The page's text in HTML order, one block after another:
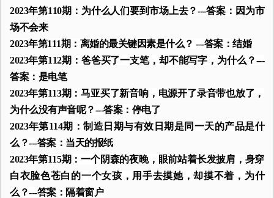
2023年第110期：为什么人们要到市场上去？---答案：因为市
场不会来
2023年第111期：离婚的最关键因素是什么？ ---答案：结婚
2023年第112期：爸爸买了一支笔，却不能写字，为什么？---
答案：是电笔
2023年第113期：马亚买了新音响，电源开了录音带也放了，
为什么没有声音呢？---答案：停电了
2023年第114期：制造日期与有效日期是同一天的产品是什
么？---答案：当天的报纸
2023年第115期：一个阴森的夜晚，眼前站着长发披肩，身穿
白衣脸色苍白的一个女孩，用手去摸她，却摸不着，为什
么？---答案：隔着窗户